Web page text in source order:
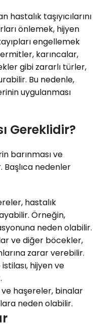
hastalık taşıyıcılarını
önlemek, hijyen
engellemek
karıncalar,
gibi zararlı türler,
Bu nedenle,
uygulanması
Gereklidir?
barınması ve
nedenler
hastalık
Örneğin,
neden olabilir.
ve diğer böcekler,
zarar verebilir.
hijyen ve
ve haşereler, binalar
neden olabilir.